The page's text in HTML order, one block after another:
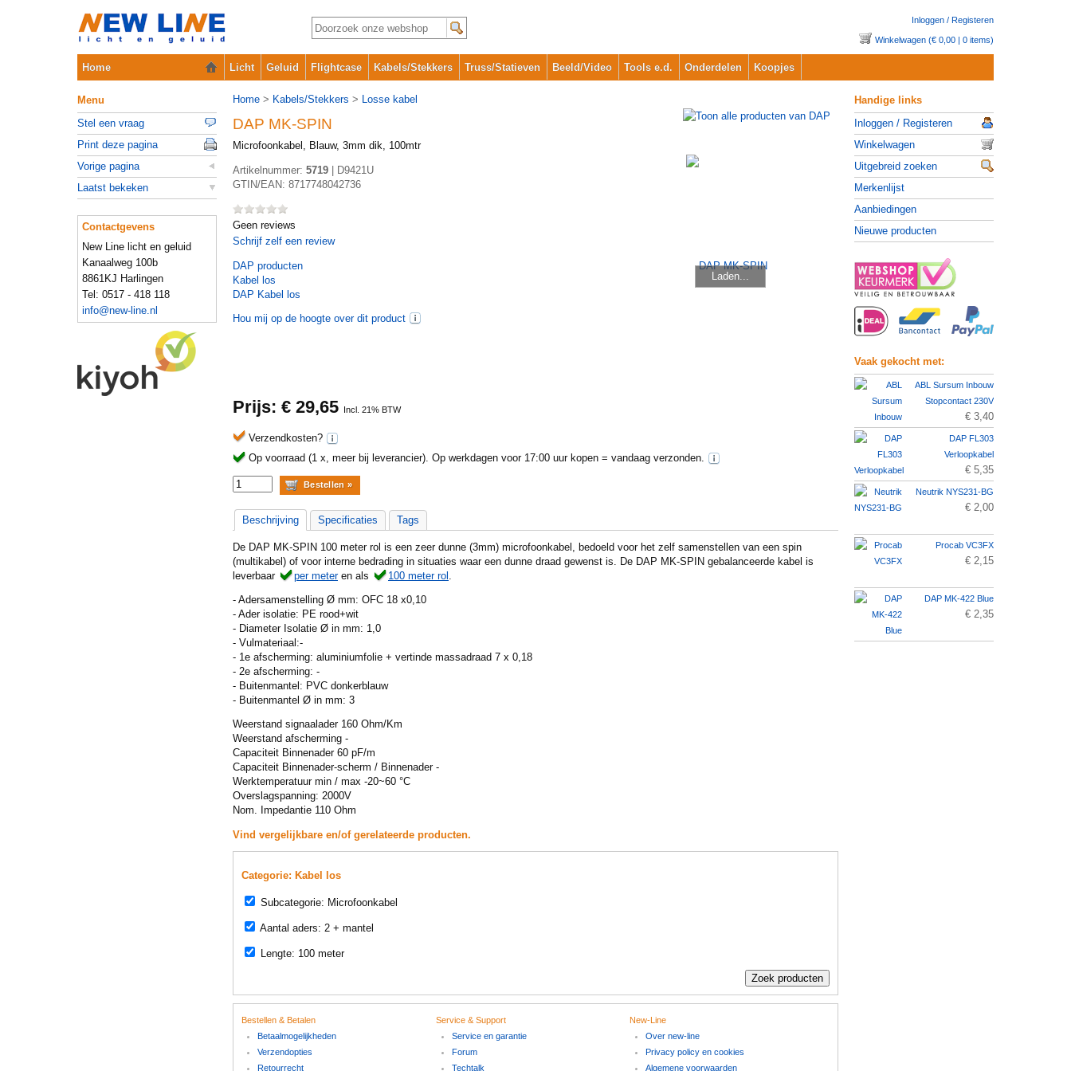
Inloggen / Registeren
Winkelwagen (€ 0,00 | 0 items)
Home Licht Geluid Flightcase Kabels/Stekkers Truss/Statieven Beeld/Video Tools e.d. Onderdelen Koopjes
Home > Kabels/Stekkers > Losse kabel
DAP MK-SPIN
Microfoonkabel, Blauw, 3mm dik, 100mtr
Laden...
Artikelnummer: 5719
D9421U
GTIN/EAN: 8717748042736
Geen reviews
Schrijf zelf een review
DAP producten
Kabel los
DAP Kabel los
Hou mij op de hoogte over dit product
Prijs: € 29,65 Incl. 21% BTW
Verzendkosten?
Op voorraad (1 x, meer bij leverancier). Op werkdagen voor 17:00 uur kopen = vandaag verzonden.
Beschrijving Specificaties Tags
De DAP MK-SPIN 100 meter rol is een zeer dunne (3mm) microfoonkabel, bedoeld voor het zelf samenstellen van een spin
(multikabel) of voor interne bedrading in situaties waar een dunne draad gewenst is. De DAP MK-SPIN gebalanceerde kabel is
leverbaar
per meteren als 100 meter rol .
- Adersamenstelling Ø mm: OFC 18 x0,10
- Ader isolatie: PE rood+wit
- Diameter Isolatie Ø in mm: 1,0
- Vulmateriaal:-
- 1e afscherming: aluminiumfolie + vertinde massadraad 7 x 0,18
- 2e afscherming: -
- Buitenmantel: PVC donkerblauw
- Buitenmantel Ø in mm: 3
Weerstand signaalader 160 Ohm/Km
Weerstand afscherming -
Capaciteit Binnenader 60 pF/m
Capaciteit Binnenader-scherm / Binnenader -
Werktemperatuur min / max -20~60 °C
Overslagspanning: 2000V
Nom. Impedantie 110 Ohm
Vind vergelijkbare en/of gerelateerde producten.
Categorie: Kabel los
Subcategorie: Microfoonkabel
Aantal aders: 2 + mantel
Lengte: 100 meter
Menu
Stel een vraag
Print deze pagina
Vorige pagina
Laatst bekeken
Contactgevens
New Line licht en geluid
Kanaalweg 100b
8861KJ Harlingen
Tel: 0517 - 418 118
info@new-line.nl
Handige links
Inloggen / Registeren
Winkelwagen
Uitgebreid zoeken
Merkenlijst
Aanbiedingen
Nieuwe producten
Vaak gekocht met:
ABL Sursum Inbouw
Stopcontact 230V
€ 3,40
DAP FL303
Verloopkabel
€ 5,35
Neutrik NYS231-BG
€ 2,00
Procab VC3FX
€ 2,15
DAP MK-422 Blue
€ 2,35
Bestellen & Betalen
Betaalmogelijkheden
Verzendopties
Retourrecht
Service & Support
Service en garantie
Forum
Techtalk
New-Line
Over new-line
Privacy policy en cookies
Algemene voorwaarden